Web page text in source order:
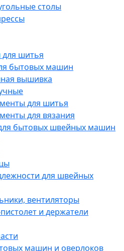
столы
для шитья
бытовых машин
вышивка
для шитья
для вязания
бытовых швейных машин
для швейных
вентиляторы
и держатели
машин и оверлоков